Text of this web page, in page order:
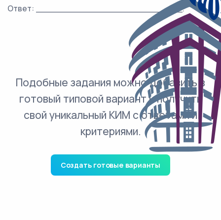
Ответ: ___________________________.
Подобные задания можно добавить в
готовый типовой вариант и получить
свой уникальный КИМ с ответами и
критериями.
Создать готовые варианты